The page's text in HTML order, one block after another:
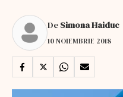
De Simona Haiduc
10 NOIEMBRIE 2018